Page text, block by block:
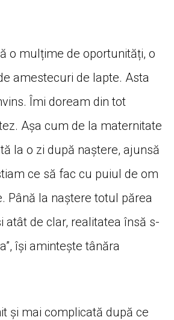
o mulțime de oportunități, o
amestecuri de lapte. Asta
Îmi doream din tot
Așa cum de la maternitate
la o zi după naștere, ajunsă
ce să fac cu puiul de om
Până la naștere totul părea
atât de clar, realitatea însă s-
își amintește tânăra
și mai complicată după ce